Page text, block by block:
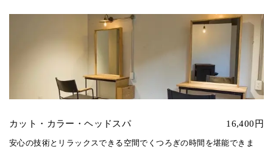
カット・カラー・ヘッドスパ 16,400円
安心の技術とリラックスできる空間でくつろぎの時間を堪能できま